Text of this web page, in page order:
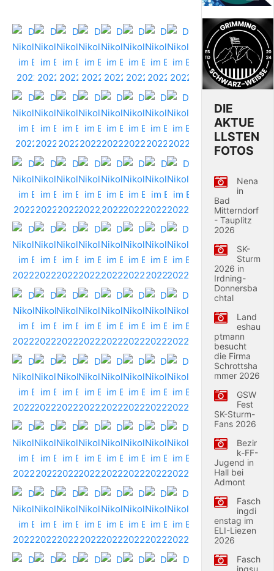
DIE
AKTUE
LLSTEN
FOTOS
Nena
in
Bad
Mitterndorf
- Tauplitz
2026
SK-
Sturm
2026 in
Irdning-
Donnersba
chtal
Land
eshau
ptmann
besucht
die Firma
Schrottsha
mmer 2026
GSW
Fest
SK-Sturm-
Fans 2026
Bezir
k-FF-
Jugend in
Hall bei
Admont
Fasch
ingdi
enstag im
ELI-Liezen
2026
Fasch
ingsu